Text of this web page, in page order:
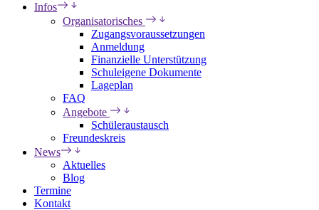
Infos
Organisatorisches
Zugangsvoraussetzungen
Anmeldung
Finanzielle Unterstützung
Schuleigene Dokumente
Lageplan
FAQ
Angebote
Schüleraustausch
Freundeskreis
News
Aktuelles
Blog
Termine
Kontakt